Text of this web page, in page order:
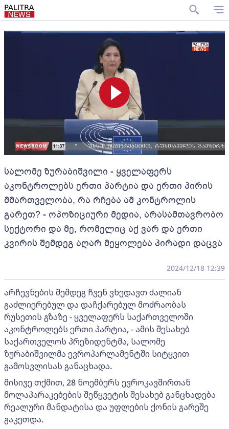
სალომე ზურაბიშვილი - ყველაფერს
აკონტროლებს ერთი პარტია და ერთი პირის
მმართველობა, რა რჩება ამ კონტროლის
გარეთ? - ოპოზიციური მედია, არასამთავრობო
სექტორი და მე, რომელიც აქ ვარ და ერთი
კვირის შემდეგ აღარ მეყოლება პირადი დაცვა
2024/12/18 12:39
არჩევნების შემდეგ ჩვენ ვხედავთ ძალიან
გაძლიერებულ და დაჩქარებულ მოძრაობას
რუსეთის გზაზე - ყველაფერს საქართველოში
აკონტროლებს ერთი პარტია, - ამის შესახებ
საქართველოს პრეზიდენტმა, სალომე
ზურაბიშვილმა ევროპარლამენტში სიტყვით
გამოსვლისას განაცხადა.
მისივე თქმით, 28 ნოემბერს ევროკავშირთან
მოლაპარაკებების შეწყვეტის შესახებ განცხადება
რეალური მანდატისა და უფლების ქონის გარეშე
გაკეთდა.